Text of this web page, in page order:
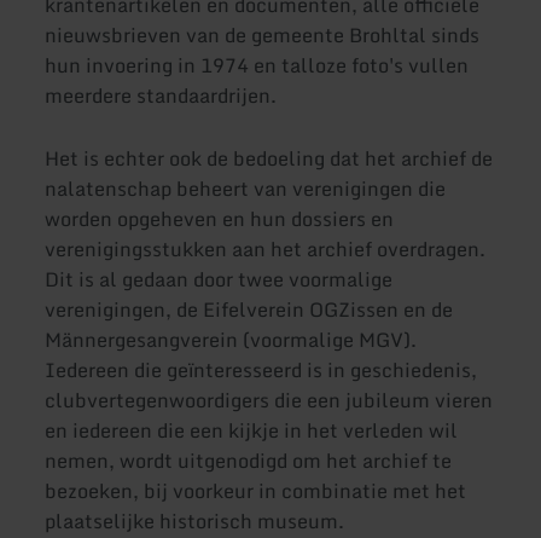
nieuwsbrieven van de gemeente Brohltal sinds
hun invoering in 1974 en talloze foto's vullen
meerdere standaardrijen.
Het is echter ook de bedoeling dat het archief de
nalatenschap beheert van verenigingen die
worden opgeheven en hun dossiers en
verenigingsstukken aan het archief overdragen.
Dit is al gedaan door twee voormalige
verenigingen, de Eifelverein OGZissen en de
Männergesangverein (voormalige MGV).
Iedereen die geïnteresseerd is in geschiedenis,
clubvertegenwoordigers die een jubileum vieren
en iedereen die een kijkje in het verleden wil
nemen, wordt uitgenodigd om het archief te
bezoeken, bij voorkeur in combinatie met het
plaatselijke historisch museum.